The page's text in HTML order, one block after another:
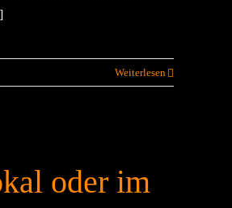
Weiterlesen
oder im